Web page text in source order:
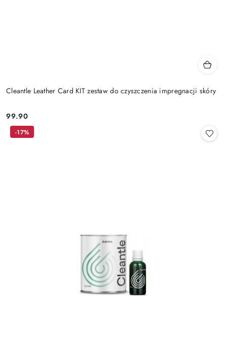
Cleantle Leather Card KIT zestaw do czyszczenia impregnacji skóry
Cena:
99.90
-17%